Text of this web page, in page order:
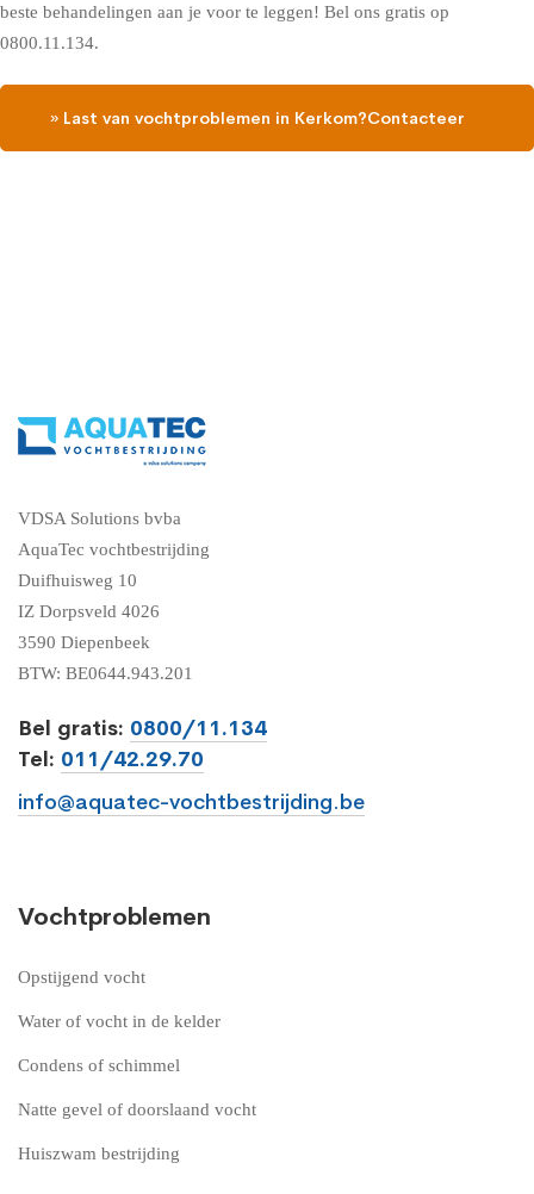
beste behandelingen aan je voor te leggen! Bel ons gratis op
0800.11.134.
» Last van vochtproblemen in Kerkom?Contacteer
VDSA Solutions bvba
AquaTec vochtbestrijding
Duifhuisweg 10
IZ Dorpsveld 4026
3590 Diepenbeek
BTW: BE0644.943.201
Bel gratis: 0800/11.134
Tel: 011/42.29.70
info@aquatec-vochtbestrijding.be
Vochtproblemen
Opstijgend vocht
Water of vocht in de kelder
Condens of schimmel
Natte gevel of doorslaand vocht
Huiszwam bestrijding